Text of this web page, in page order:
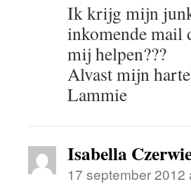
Ik krijg mijn
inkomende mail
mij helpen???
Alvast mijn
Lammie
Isabella
17 september 2012